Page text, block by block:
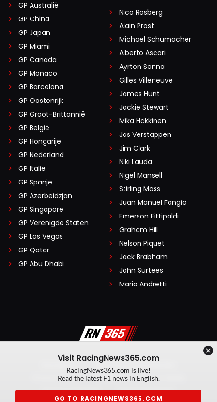
GP Australië
GP China
GP Japan
GP Miami
GP Canada
GP Monaco
GP Barcelona
GP Oostenrijk
GP Groot-Brittannië
GP België
GP Hongarije
GP Nederland
GP Italië
GP Spanje
GP Azerbeidzjan
GP Singapore
GP Verenigde Staten
GP Las Vegas
GP Qatar
GP Abu Dhabi
Nico Rosberg
Alain Prost
Michael Schumacher
Alberto Ascari
Ayrton Senna
Gilles Villeneuve
James Hunt
Jackie Stewart
Mika Häkkinen
Jos Verstappen
Jim Clark
Niki Lauda
Nigel Mansell
Stirling Moss
Juan Manuel Fangio
Emerson Fittipaldi
Graham Hill
Nelson Piquet
Jack Brabham
John Surtees
Mario Andretti
Algemene voorwaarden
Privacy Policy
Created by On Your Marks
Privacy manager
Kansspeluitingen
Visit RacingNews365.com
RacingNews365.com is live!
Read the latest F1 news in English.
GO TO RACINGNEWS365.COM